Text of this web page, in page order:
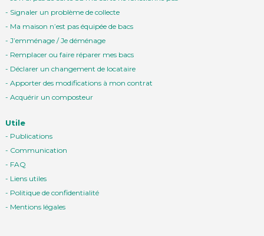
Signaler un problème de collecte
Ma maison n’est pas équipée de bacs
J’emménage / Je déménage
Remplacer ou faire réparer mes bacs
Déclarer un changement de locataire
Apporter des modifications à mon contrat
Acquérir un composteur
Utile
Publications
Communication
FAQ
Liens utiles
Politique de confidentialité
Mentions légales